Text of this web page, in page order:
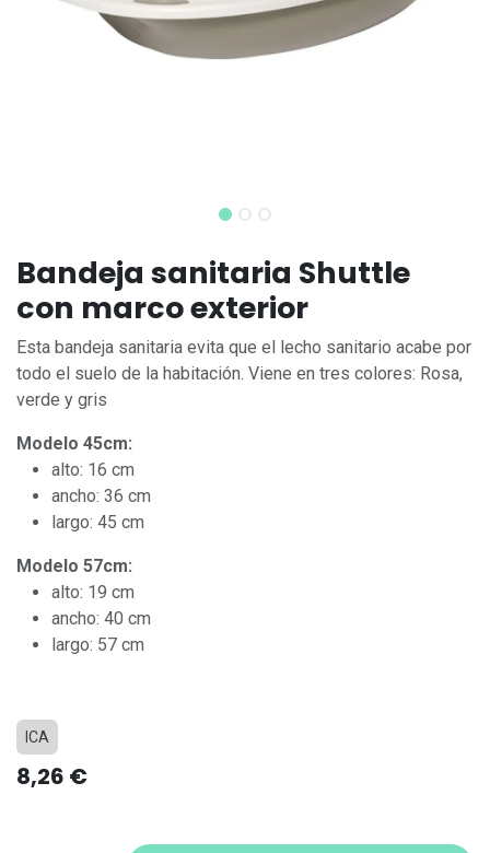
Bandeja sanitaria Shuttle
con marco exterior
Esta bandeja sanitaria evita que el lecho sanitario acabe por
todo el suelo de la habitación. Viene en tres colores: Rosa,
verde y gris
Modelo 45cm:
alto: 16 cm
ancho: 36 cm
largo: 45 cm
Modelo 57cm:
alto: 19 cm
ancho: 40 cm
largo: 57 cm
ICA
8,26 €